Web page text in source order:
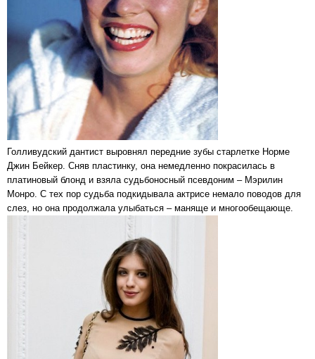
Голливудский дантист выровнял передние зубы старлетке Норме
Джин Бейкер. Сняв пластинку, она немедленно покрасилась в
платиновый блонд и взяла судьбоносный псевдоним – Мэрилин
Монро. С тех пор судьба подкидывала актрисе немало поводов для
слез, но она продолжала улыбаться – маняще и многообещающе.